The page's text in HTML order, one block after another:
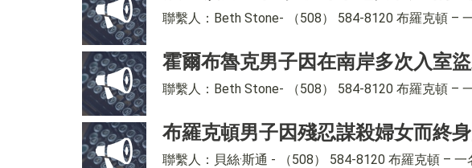
聯繫人：Beth Stone- （508） 584-8120 布羅克頓 –
霍爾布魯克男子因在南岸多次入室
聯繫人：Beth Stone- （508） 584-8120 布羅克頓 –
布羅克頓男子因殘忍謀殺婦女而終
聯繫人：貝絲·斯通 - （508） 584-8120 布羅克頓 –